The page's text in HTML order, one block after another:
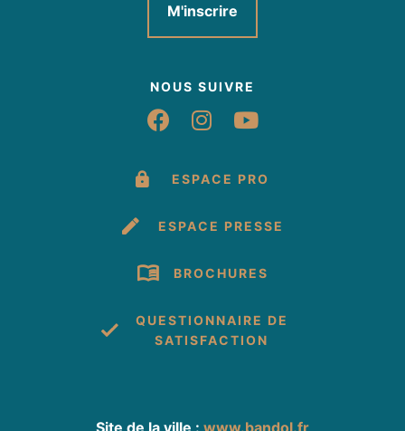
M'inscrire
NOUS SUIVRE
Suivez-nous sur
Suivez-nous sur
Suivez-nous
ESPACE PRO
ESPACE PRESSE
BROCHURES
QUESTIONNAIRE DE
SATISFACTION
Site de la ville : www.bandol.fr